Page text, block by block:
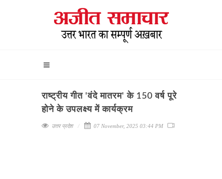
राष्ट्रीय गीत 'वंदे मातरम' के 150 वर्ष पूरे
होने के उपलक्ष्य में कार्यक्रम
उत्तर प्रदेश 07 November, 2025 03:44 PM